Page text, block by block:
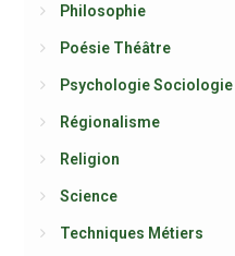
Philosophie
Poésie Théâtre
Psychologie Sociologie
Régionalisme
Religion
Science
Techniques Métiers